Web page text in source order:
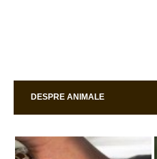
DESPRE ANIMALE